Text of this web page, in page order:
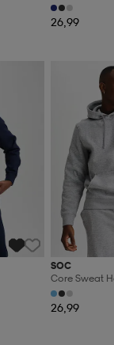
26,99
Valitse 2,
SOC
Core Sweat
Miesten
26,99